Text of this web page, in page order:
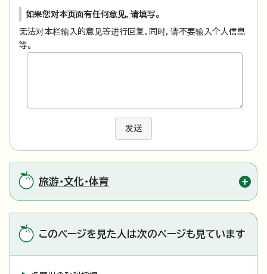
如果您对本页面有任何意见，请填写。
无法对本栏输入的意见等进行回复。同时，请不要输入个人信息
等。
发送
旅游・文化・体育
このページを見た人は次のページも見ています